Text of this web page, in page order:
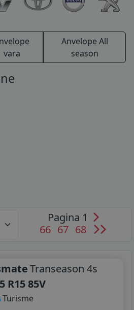
vara
Anvelope All
season
Pagina 1
66 67 68
Transeason 4s
R15 85V
Turisme